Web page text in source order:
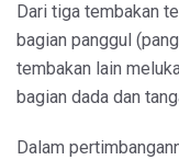
Dari tiga tembakan
bagian panggul
tembakan lain
bagian dada dan
Dalam